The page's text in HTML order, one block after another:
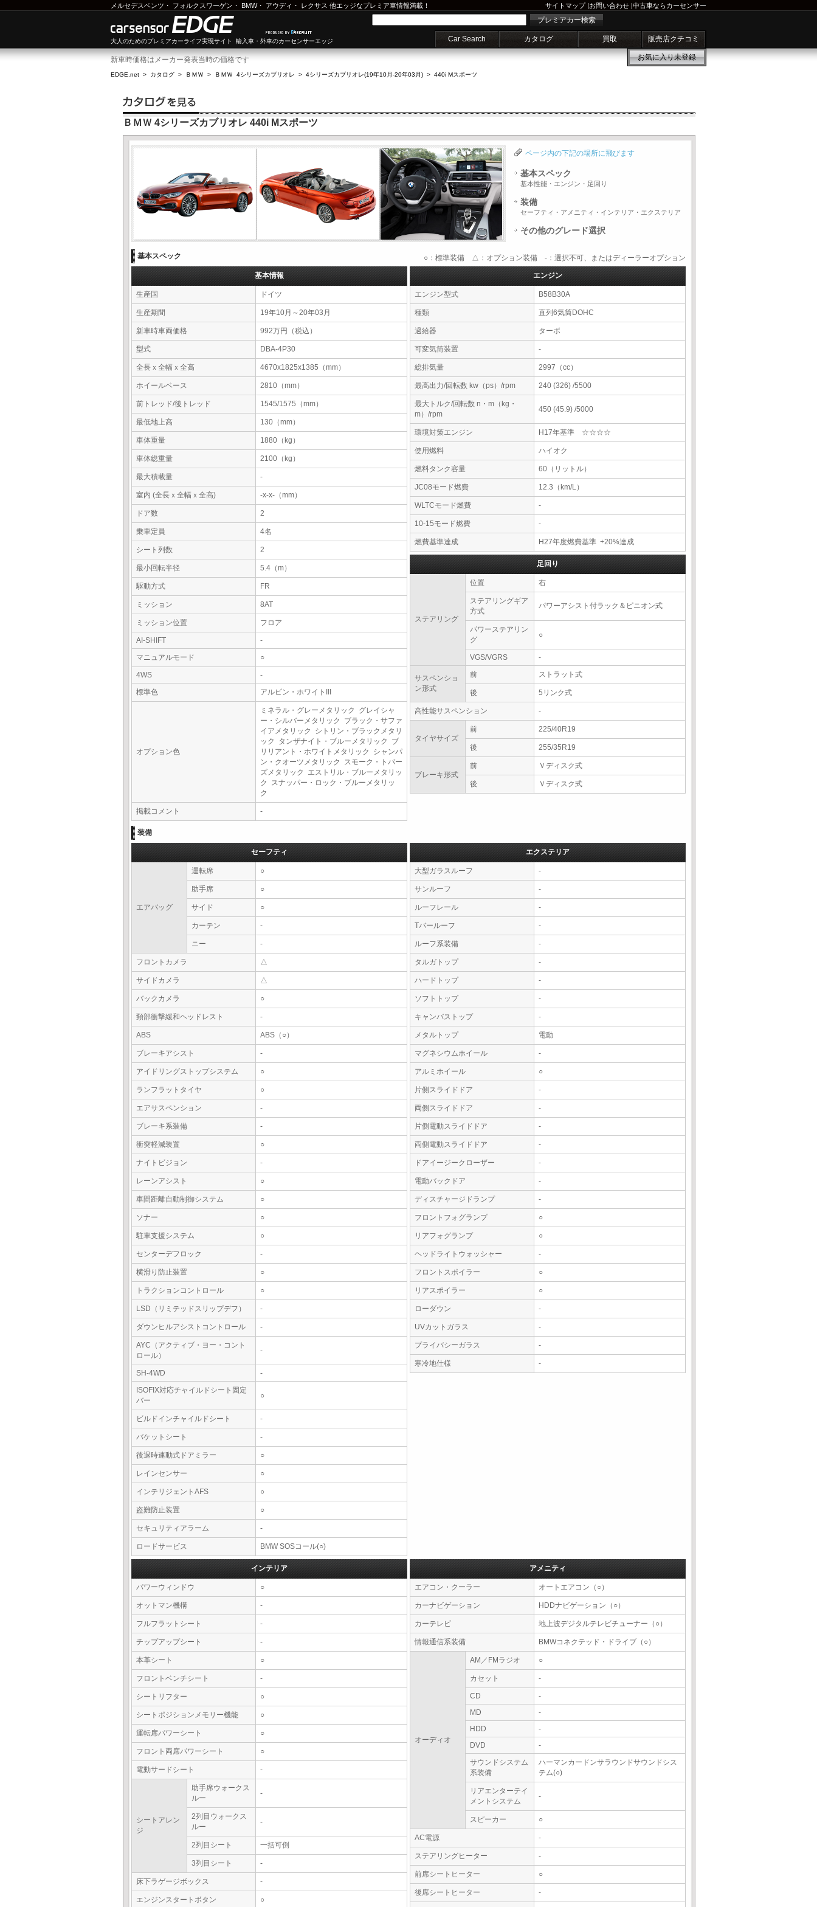
メルセデスベンツ ・ フォルクスワーゲン ・ BMW・ アウディ ・ レクサス 他エッジなプレミア車情報満載！ サイトマップ|お問い合わせ |中古車ならカーセンサー
大人のためのプレミアカーライフ実現サイト 輸入車・外車のカーセンサーエッジ
プレミアカー検索
Car Search カタログ 買取 販売店クチコミ
お気に入り未登録
新車時価格はメーカー発表当時の価格です
EDGE.net > カタログ > ＢＭＷ > ＢＭＷ 4シリーズカブリオレ > 4シリーズカブリオレ(19年10月-20年03月) > 440i Mスポーツ
ＢＭＷ 4シリーズカブリオレ 440i Mスポーツ
ページ内の下記の場所に飛びます
基本スペック
基本性能・エンジン・足回り
装備
セーフティ・アメニティ・インテリア・エクステリア
その他のグレード選択
基本スペック ○：標準装備 △：オプション装備 -：選択不可、またはディーラーオプション
基本情報
生産国 ドイツ
生産期間 19年10月～20年03月
新車時車両価格 992万円（税込）
型式 DBA-4P30
全長ｘ全幅ｘ全高 4670x1825x1385（mm）
ホイールベース 2810（mm）
前トレッド/後トレッド 1545/1575（mm）
最低地上高 130（mm）
車体重量 1880（kg）
車体総重量 2100（kg）
最大積載量 -
室内 (全長ｘ全幅ｘ全高) -x-x-（mm）
ドア数 2
乗車定員 4名
シート列数 2
最小回転半径 5.4（m）
駆動方式 FR
ミッション 8AT
ミッション位置 フロア
AI-SHIFT
-
マニュアルモード
○
4WS
-
標準色
アルピン・ホワイトIII
オプション色
ミネラル・グレーメタリック グレイシャ
ー・シルバーメタリック ブラック・サファ
イアメタリック シトリン・ブラックメタリ
ック タンザナイト・ブルーメタリック ブ
リリアント・ホワイトメタリック シャンパ
ン・クオーツメタリック スモーク・トパー
ズメタリック エストリル・ブルーメタリッ
ク スナッパー・ロック・ブルーメタリッ
ク
掲載コメント -
エンジン
エンジン型式 B58B30A
種類 直列6気筒DOHC
過給器 ターボ
可変気筒装置 -
総排気量 2997（cc）
最高出力/回転数 kw（ps）/rpm 240 (326) /5500
最大トルク/回転数 n・m（kg・
m）/rpm
450 (45.9) /5000
環境対策エンジン H17年基準 ☆☆☆☆
使用燃料 ハイオク
燃料タンク容量 60（リットル）
JC08モード燃費 12.3（km/L）
WLTCモード燃費 -
10-15モード燃費 -
燃費基準達成 H27年度燃費基準 +20%達成
足回り
ステアリング
位置 右
ステアリングギア
方式
パワーアシスト付ラック＆ピニオン式
パワーステアリン
グ
○
VGS/VGRS -
サスペンショ
ン形式
前 ストラット式
後 5リンク式
高性能サスペンション -
タイヤサイズ
前 225/40R19
後 255/35R19
ブレーキ形式
前 Ｖディスク式
後 Ｖディスク式
装備
セーフティ
エアバッグ
運転席 ○
助手席 ○
サイド ○
カーテン -
ニー -
フロントカメラ △
サイドカメラ △
バックカメラ ○
頸部衝撃緩和ヘッドレスト -
ABS ABS（○）
ブレーキアシスト -
アイドリングストップシステム ○
ランフラットタイヤ ○
エアサスペンション -
ブレーキ系装備 -
衝突軽減装置 ○
ナイトビジョン -
レーンアシスト ○
車間距離自動制御システム ○
ソナー ○
駐車支援システム ○
センターデフロック -
横滑り防止装置 ○
トラクションコントロール ○
LSD（リミテッドスリップデフ） -
ダウンヒルアシストコントロール -
AYC（アクティブ・ヨー・コント
ロール）
-
SH-4WD
-
ISOFIX対応チャイルドシート固定
バー
○
ビルドインチャイルドシート -
バケットシート -
後退時連動式ドアミラー ○
レインセンサー ○
インテリジェントAFS ○
盗難防止装置 ○
セキュリティアラーム -
ロードサービス BMW SOSコール(○)
エクステリア
大型ガラスルーフ -
サンルーフ -
ルーフレール -
Tバールーフ -
ルーフ系装備 -
タルガトップ -
ハードトップ -
ソフトトップ -
キャンバストップ -
メタルトップ 電動
マグネシウムホイール -
アルミホイール ○
片側スライドドア -
両側スライドドア -
片側電動スライドドア -
両側電動スライドドア -
ドアイージークローザー -
電動バックドア -
ディスチャージドランプ -
フロントフォグランプ ○
リアフォグランプ ○
ヘッドライトウォッシャー -
フロントスポイラー ○
リアスポイラー ○
ローダウン -
UVカットガラス -
プライバシーガラス -
寒冷地仕様 -
インテリア
パワーウィンドウ ○
オットマン機構 -
フルフラットシート -
チップアップシート -
本革シート ○
フロントベンチシート -
シートリフター ○
シートポジションメモリー機能 ○
運転席パワーシート ○
フロント両席パワーシート ○
電動サードシート -
シートアレン
ジ
助手席ウォークス
ルー
-
2列目ウォークス
ルー
-
2列目シート 一括可倒
3列目シート -
床下ラゲージボックス -
エンジンスタートボタン ○
アメニティ
エアコン・クーラー オートエアコン（○）
カーナビゲーション HDDナビゲーション（○）
カーテレビ 地上波デジタルテレビチューナー（○）
情報通信系装備 BMWコネクテッド・ドライブ（○）
オーディオ
AM／FMラジオ ○
カセット -
CD
-
MD
-
HDD
-
DVD
-
サウンドシステム
系装備
ハーマンカードンサラウンドサウンドシス
テム(○)
リアエンターテイ
メントシステム
-
スピーカー ○
AC電源 -
ステアリングヒーター -
前席シートヒーター ○
後席シートヒーター -